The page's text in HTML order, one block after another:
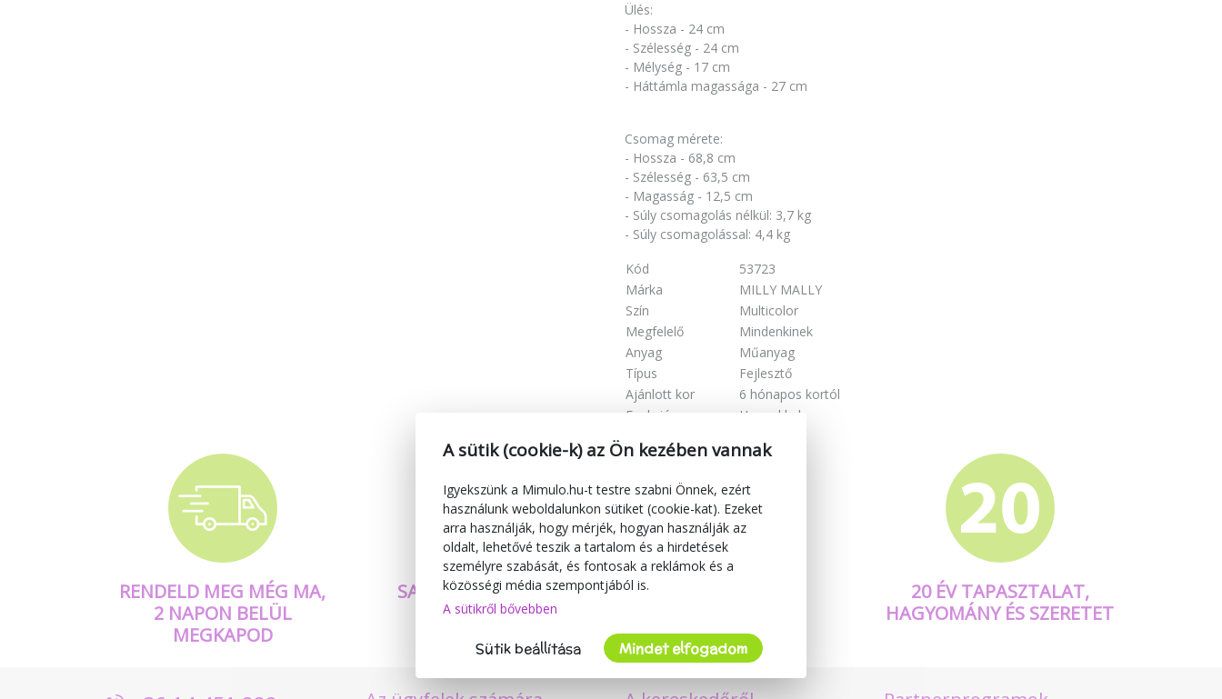
Ülés:
- Hossza - 24 cm
- Szélesség - 24 cm
- Mélység - 17 cm
- Háttámla magassága - 27 cm
Csomag mérete:
- Hossza - 68,8 cm
- Szélesség - 63,5 cm
- Magasság - 12,5 cm
- Súly csomagolás nélkül: 3,7 kg
- Súly csomagolással: 4,4 kg
Kód
53723
Márka
MILLY MALLY
Szín
Multicolor
Megfelelő
Mindenkinek
Anyag
Műanyag
Típus
Fejlesztő
Ajánlott kor
6 hónapos kortól
Funkció
Hangokkal
RENDELD MEG MÉG MA,
2 NAPON BELÜL
MEGKAPOD
SAJÁT TERMÉKEKET
KÉSZÍTÜNK
20 ÉV TAPASZTALAT,
HAGYOMÁNY ÉS SZERETET
A sütik (cookie-k) az Ön kezében vannak
Igyekszünk a Mimulo.hu-t testre szabni Önnek, ezért
használunk weboldalunkon sütiket (cookie-kat). Ezeket
arra használják, hogy mérjék, hogyan használják az
oldalt, lehetővé teszik a tartalom és a hirdetések
személyre szabását, és fontosak a reklámok és a
közösségi média szempontjából is.
A sütikről bővebben
Sütik beállítása Mindet elfogadom